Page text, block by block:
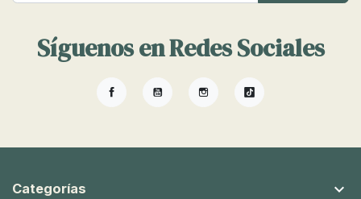
Síguenos en Redes Sociales
FacebookYouTubeInstagramTikTok
Categorías 